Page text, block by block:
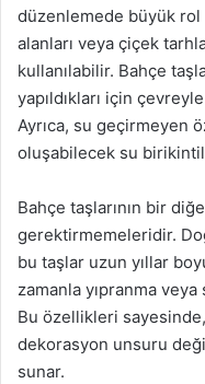
düzenlemede büyük rol
alanları veya çiçek
kullanılabilir. Bahçe
yapıldıkları için
Ayrıca, su geçirmeyen
oluşabilecek su
Bahçe taşlarının bir
gerektirmemeleridir.
bu taşlar uzun yıllar
zamanla yıpranma
Bu özellikleri
dekorasyon unsuru
sunar.